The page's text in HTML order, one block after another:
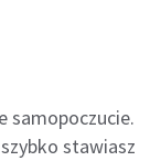
samopoczucie.
stawiasz